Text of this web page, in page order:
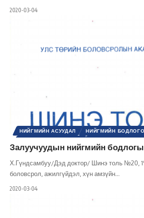
2020-03-04
НИЙГМИЙН АСУУДАЛ НИЙГМИЙН БОДЛОГО
Залуучуудын нийгмийн
Х.Гүндсамбуу/Дэд доктор/ Шинэ толь №20,
боловсрол, ажилгүйдэл, хүн амзүйн…
2020-03-04